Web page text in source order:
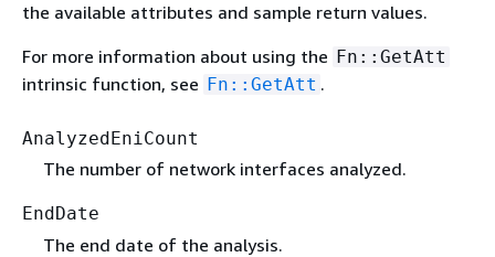
the available attributes and sample return values.
For more information about using the Fn::GetAtt
intrinsic function, see Fn::GetAtt .
AnalyzedEniCount
The number of network interfaces analyzed.
EndDate
The end date of the analysis.